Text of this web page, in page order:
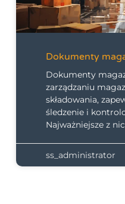
Dokumenty
Dokumenty
zarządzaniu
składowania,
śledzenie i
Najważniejsze z
ss_administrator